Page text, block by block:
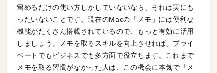
留めるだけの使い方しかしていないなら、それは実にも
ったいないことです。現在のMacの「メモ」には便利な
機能がたくさん搭載されているので、もっと有効に活用
しましょう。メモを取るスキルを向上させれば、プライ
ベートでもビジネスでも多方面で役立ちます。これまで
メモを取る習慣がなかった人は、この機会に本気で「メ